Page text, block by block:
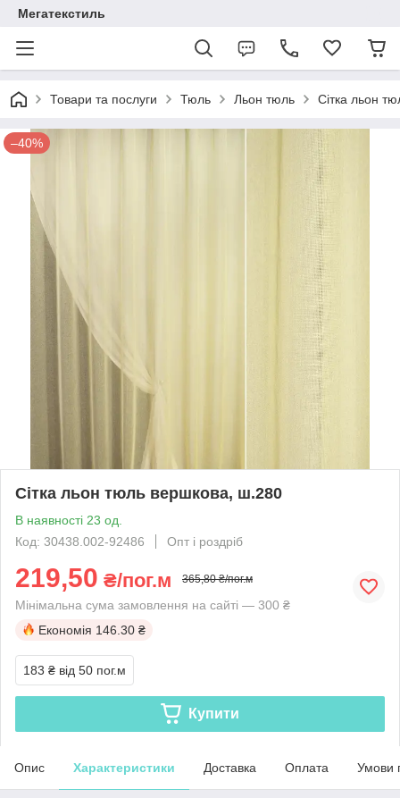
Мегатекстиль
Товари та послуги Тюль Льон тюль Сітка льон
–40%
Сітка льон тюль вершкова, ш.280
В наявності 23 од.
Код: 30438.002-92486
Опт і роздріб
219,50 ₴/пог.м 365,80 ₴/пог.м
Мінімальна сума замовлення на сайті — 300 ₴
Економія 146.30 ₴
183 ₴ від 50 пог.м
Купити
Опис Характеристики Доставка Оплата Умови